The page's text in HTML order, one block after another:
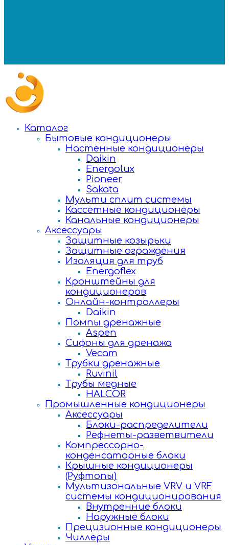
Каталог
Бытовые кондиционеры
Настенные кондиционеры
Daikin
Energolux
Pioneer
Sakata
Мульти сплит системы
Кассетные кондиционеры
Канальные кондиционеры
Аксессуары
Защитные козырьки
Защитные ограждения
Изоляция для труб
Energoflex
Кронштейны для
кондиционеров
Онлайн-контроллеры
Daikin
Помпы дренажные
Aspen
Сифоны для дренажа
Vecam
Трубки дренажные
Ruvinil
Трубы медные
HALCOR
Промышленные кондиционеры
Аксессуары
Блоки-распределители
Рефнеты-разветвители
Компрессорно-
конденсаторные блоки
Крышные кондиционеры
(Руфтопы)
Мультизональные VRV и VRF
системы кондиционирования
Внутренние блоки
Наружные блоки
Прецизионные кондиционеры
Чиллеры